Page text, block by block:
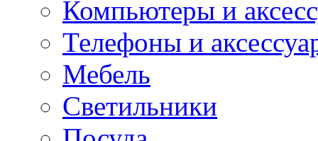
Компьютеры и
Телефоны и
Мебель
Светильники